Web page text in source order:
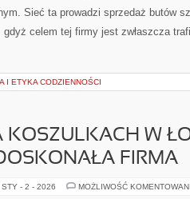
Sieć ta prowadzi sprzedaż butów
gdyż celem tej firmy jest zwłaszcza
I ETYKA CODZIENNOŚCI
KOSZULKACH W
FIRMA
STY - 2 - 2026 MOŻLIWOŚĆ